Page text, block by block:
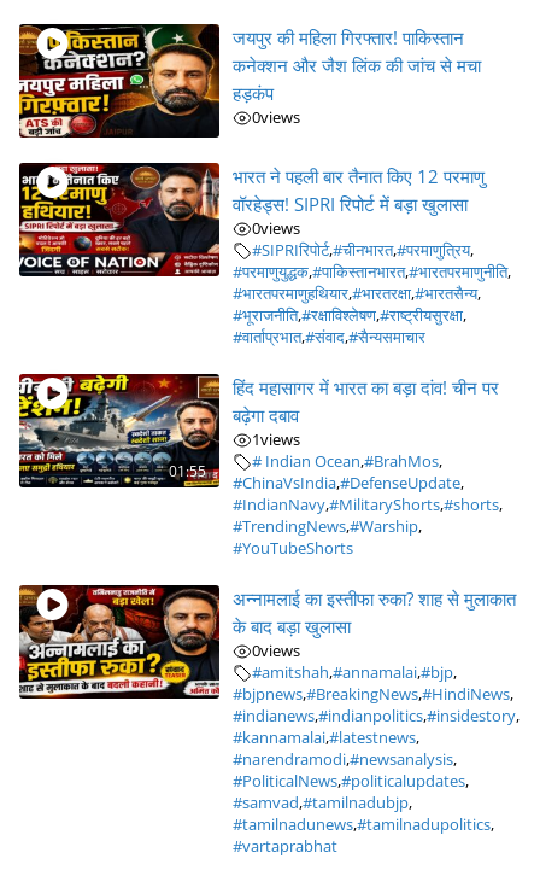
जयपुर की महिला गिरफ्तार! पाकिस्तान
कनेक्शन और जैश लिंक की जांच से मचा
हड़कंप
0views
भारत ने पहली बार तैनात किए 12 परमाणु
वॉरहेड्स! SIPRI रिपोर्ट में बड़ा खुलासा
0views
#SIPRIरिपोर्ट,#चीनभारत,#परमाणुत्रिय,
#परमाणुयुद्धक,#पाकिस्तानभारत,#भारतपरमाणुनीति,
#भारतपरमाणुहथियार,#भारतरक्षा,#भारतसैन्य,
#भूराजनीति,#रक्षाविश्लेषण,#राष्ट्रीयसुरक्षा,
#वार्ताप्रभात,#संवाद,#सैन्यसमाचार
01:55
हिंद महासागर में भारत का बड़ा दांव! चीन पर
बढ़ेगा दबाव
1views
# Indian Ocean,#BrahMos,
#ChinaVsIndia,#DefenseUpdate,
#IndianNavy,#MilitaryShorts,#shorts,
#TrendingNews,#Warship,
#YouTubeShorts
अन्नामलाई का इस्तीफा रुका? शाह से मुलाकात
के बाद बड़ा खुलासा
0views
#amitshah,#annamalai,#bjp,
#bjpnews,#BreakingNews,#HindiNews,
#indianews,#indianpolitics,#insidestory,
#kannamalai,#latestnews,
#narendramodi,#newsanalysis,
#PoliticalNews,#politicalupdates,
#samvad,#tamilnadubjp,
#tamilnadunews,#tamilnadupolitics,
#vartaprabhat